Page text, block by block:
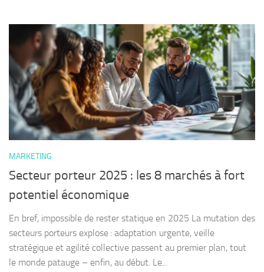
MARKETING
Secteur porteur 2025 : les 8 marchés à fort
potentiel économique
En bref, impossible de rester statique en 2025 La mutation des
secteurs porteurs explose : adaptation urgente, veille
stratégique et agilité collective passent au premier plan, tout
le monde patauge – enfin, au début. Le...